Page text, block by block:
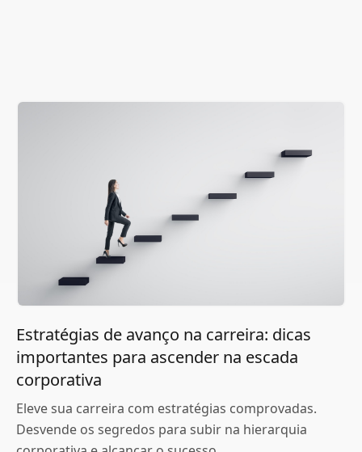
Estratégias de avanço na carreira: dicas
importantes para ascender na escada
corporativa
Eleve sua carreira com estratégias comprovadas.
Desvende os segredos para subir na hierarquia